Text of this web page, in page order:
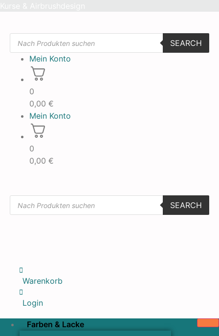
Products
search
SEARCH
Mein Konto
0
0,00 €
Mein Konto
0
0,00 €
Products
search
SEARCH
Warenkorb
Login
Farben & Lacke